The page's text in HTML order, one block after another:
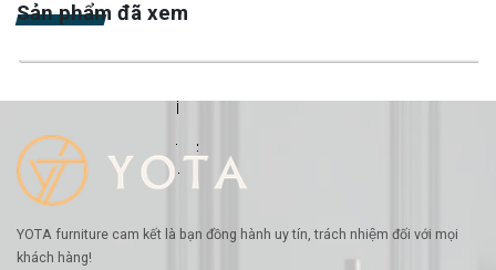
Sản phẩm đã xem
YOTA furniture cam kết là bạn đồng hành uy tín, trách nhiệm đối với mọi
khách hàng!